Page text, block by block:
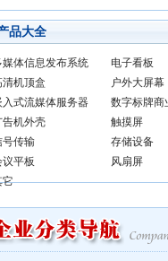
品大全
媒体信息发布系统 电子看板
清机顶盒
户外大屏幕
入式流媒体服务器
数字标牌商
告机外壳
触摸屏
号传输
存储设备
议平板
风扇屏
它